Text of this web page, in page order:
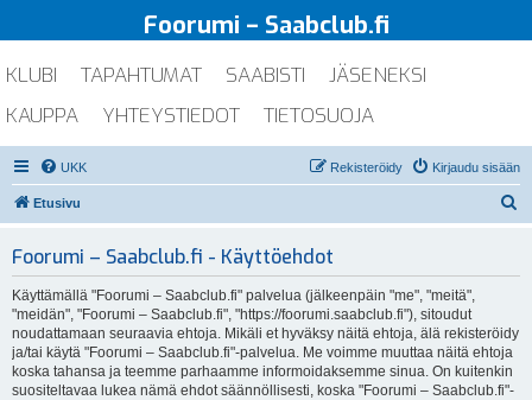
Foorumi – Saabclub.fi
KLUBI TAPAHTUMAT SAABISTI
JÄSENEKSI
KAUPPA
YHTEYSTIEDOT TIETOSUOJA
UKK Kirjaudu sisään
Rekisteröidy
Etusivu
Foorumi – Saabclub.fi - Käyttöehdot
Käyttämällä "Foorumi – Saabclub.fi" palvelua (jälkeenpäin "me", "meitä",
"meidän", "Foorumi – Saabclub.fi", "https://foorumi.saabclub.fi"), sitoudut
noudattamaan seuraavia ehtoja. Mikäli et hyväksy näitä ehtoja, älä rekisteröidy
ja/tai käytä "Foorumi – Saabclub.fi"-palvelua. Me voimme muuttaa näitä ehtoja
koska tahansa ja teemme parhaamme informoidaksemme sinua. On kuitenkin
suositeltavaa lukea nämä ehdot säännöllisesti, koska "Foorumi – Saabclub.fi"-